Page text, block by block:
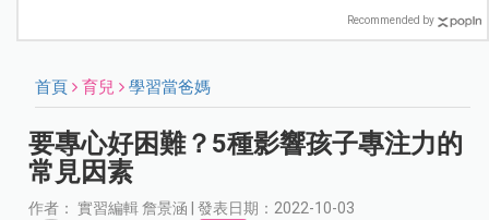
Recommended by
首頁 育兒 學習當爸媽
要專心好困難？5種影響孩子專注力的
常見因素
作者： 實習編輯 詹景涵 | 發表日期：2022-10-03